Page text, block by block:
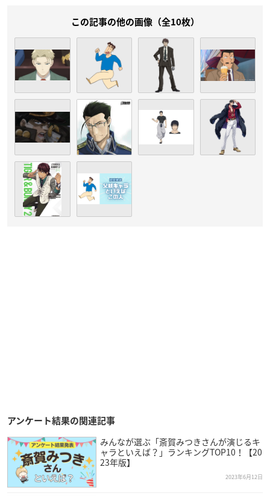
この記事の他の画像（全10枚）
アンケート結果の関連記事
みんなが選ぶ「斎賀みつきさんが演じるキ
ャラといえば？」ランキングTOP10！【20
23年版】
2023年6月12日